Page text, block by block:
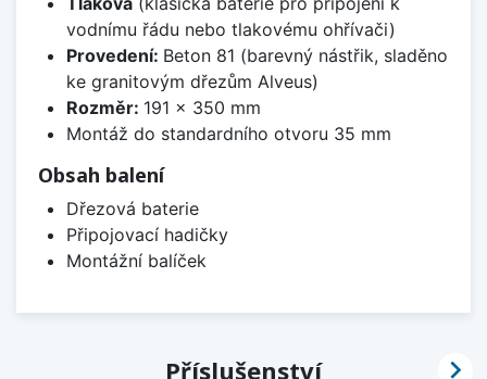
vodnímu řádu nebo tlakovému ohřívači)
Provedení: Beton 81 (barevný nástřik, sladěno
ke granitovým dřezům Alveus)
Rozměr: 191 x 350 mm
Montáž do standardního otvoru 35 mm
Obsah balení
Dřezová baterie
Připojovací hadičky
Montážní balíček
Příslušenství 